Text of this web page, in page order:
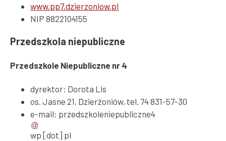
www.pp7.dzierzoniow.pl
NIP 8822104155
Przedszkola niepubliczne
Przedszkole Niepubliczne nr 4
dyrektor: Dorota Lis
os. Jasne 21, Dzierżoniów, tel. 74 831-57-30
e-mail: przedszkoleniepubliczne4
wp [dot] pl